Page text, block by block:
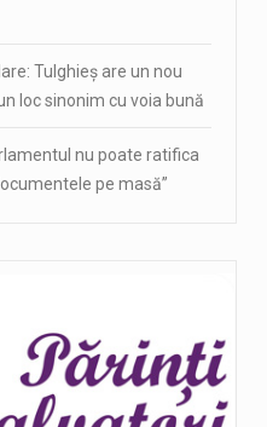
Tulghieș are un nou
loc sinonim cu voia bună
nu poate ratifica
pe masă”